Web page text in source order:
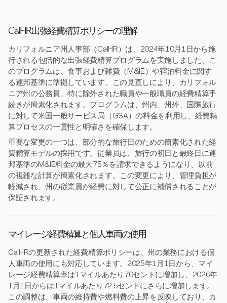
CalHR出張経費精算ポリシーの理解
カリフォルニア州人事部（CalHR）は、2024年10月1日から施
行される包括的な出張経費精算プログラムを実施しました。こ
のプログラムは、食事および雑費（M&IE）や宿泊料金に関す
る連邦基準に準拠しています。この見直しにより、カリフォル
ニア州の公務員、特に除外された職員や一般職員の経費精算手
続きが簡素化されます。プログラムは、州内、州外、国際旅行
に対して米国一般サービス局（GSA）の料金を利用し、経費精
算プロセスの一貫性と明確さを確保します。
重要な変更の一つは、部分的な旅行日のための簡素化された経
費精算モデルの採用です。従業員は、旅行の初日と最終日に連
邦基準のM&IE料金の最大75％を請求できるようになり、以前
の複雑な計算が簡素化されます。この変更により、管理負担が
軽減され、州の従業員が経費に対して公正に補償されることが
保証されます。
マイレージ経費精算と個人車両の使用
CalHRの更新された経費精算ポリシーは、州の業務における個
人車両の使用にも対応しています。2025年1月1日から、マイ
レージ経費精算率は1マイルあたり70セントに増加し、2026年
1月1日からは1マイルあたり72.5セントにさらに増加します。
この調整は、車両の維持費や燃料費の上昇を反映しており、カ